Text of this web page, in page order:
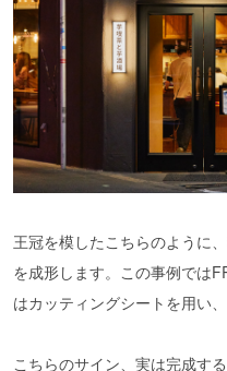
王冠を模したこちらのように
を成形します。この事例では
はカッティングシートを用い
こちらのサイン、実は完成す